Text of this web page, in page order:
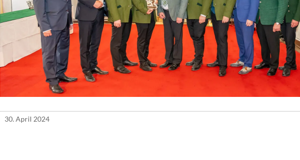
30. April 2024